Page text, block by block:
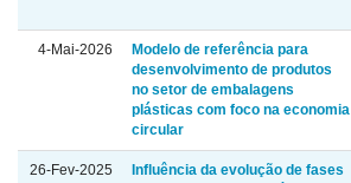
4-Mai-2026
Modelo de referência para
desenvolvimento de produtos
no setor de embalagens
plásticas com foco na economia
circular
26-Fev-2025
Influência da evolução de fases